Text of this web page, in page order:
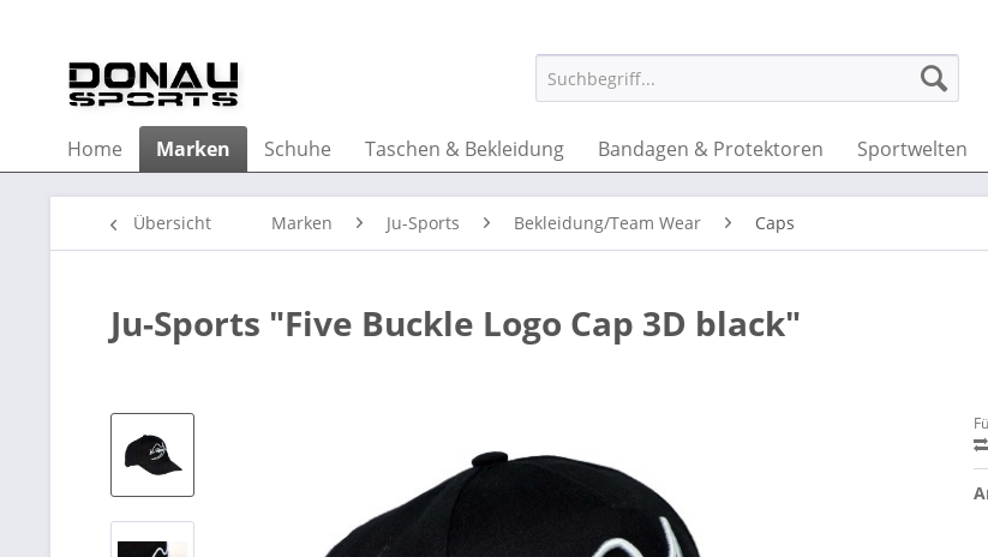
Home Marken Schuhe Taschen & Bekleidung Bandagen & Protektoren Sportwelten
Übersicht Marken Ju-Sports Bekleidung/Team Wear Caps
Ju-Sports "Five Buckle Logo Cap 3D black"